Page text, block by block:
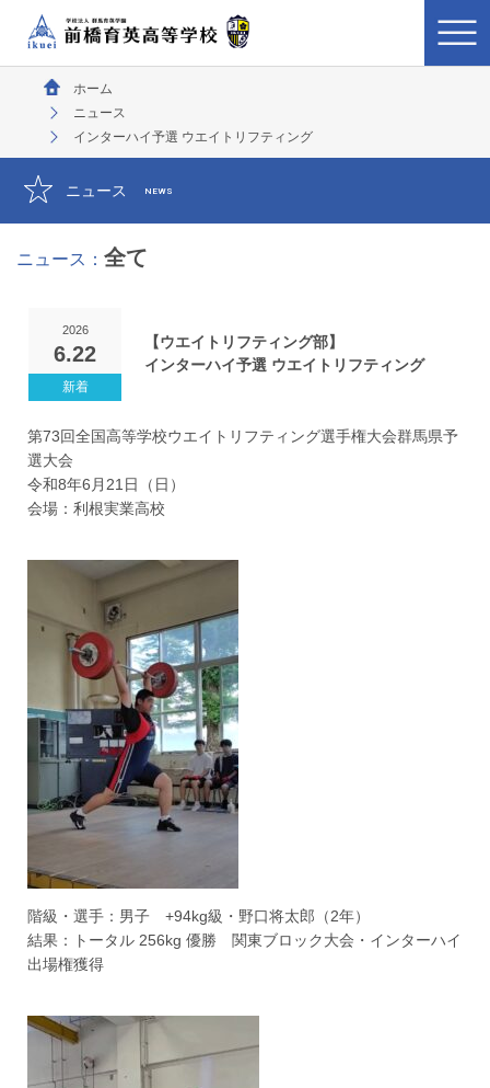
ホーム
ニュース
インターハイ予選 ウエイトリフティング
ニュース NEWS
ニュース： 全て
2026
6.22
【ウエイトリフティング部】
インターハイ予選 ウエイトリフティング
第73回全国高等学校ウエイトリフティング選手権大会群馬県予
選大会
令和8年6月21日（日）
会場：利根実業高校
階級・選手：男子 +94kg級・野口将太郎（2年）
結果：トータル 256kg 優勝 関東ブロック大会・インターハイ
出場権獲得